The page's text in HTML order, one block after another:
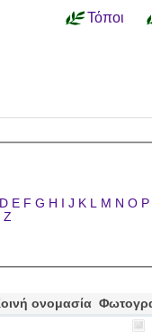
Τόποι
D E F G H I J K L M N O P
Z
ονομασία